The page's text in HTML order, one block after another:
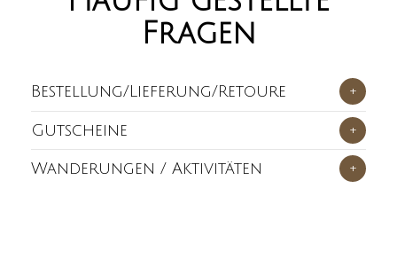
Fragen
Bestellung/Lieferung/Retoure +
Gutscheine +
Wanderungen / Aktivitäten +